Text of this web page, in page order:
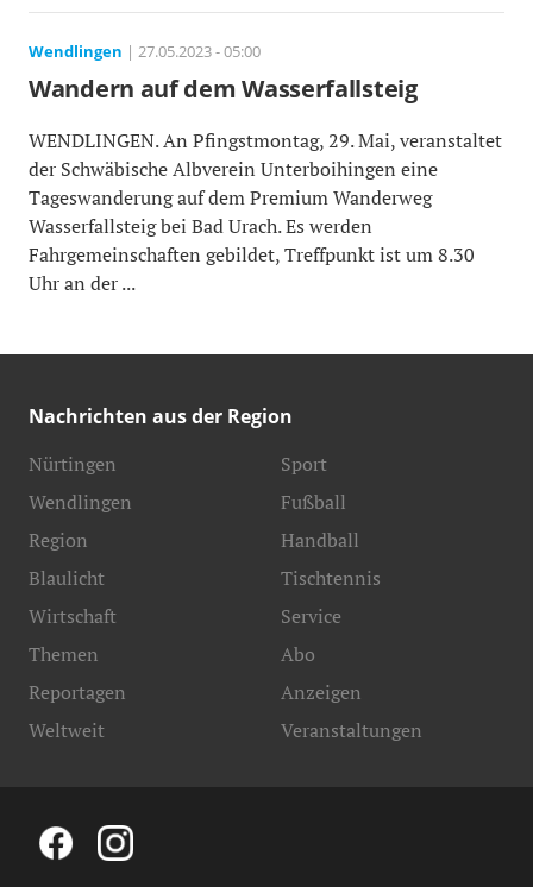
Wendlingen | 27.05.2023 - 05:00
Wandern auf dem Wasserfallsteig
WENDLINGEN. An Pfingstmontag, 29. Mai, veranstaltet
der Schwäbische Albverein Unterboihingen eine
Tageswanderung auf dem Premium Wanderweg
Wasserfallsteig bei Bad Urach. Es werden
Fahrgemeinschaften gebildet, Treffpunkt ist um 8.30
Uhr an der ...
Nachrichten aus der Region
Nürtingen
Wendlingen
Region
Blaulicht
Sport
Fußball
Handball
Tischtennis
Wirtschaft
Themen
Reportagen
Weltweit
Service
Abo
Anzeigen
Veranstaltungen